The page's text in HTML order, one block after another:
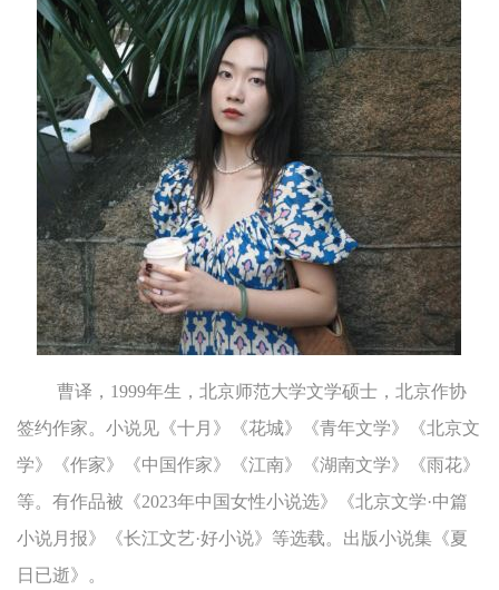
曹译，1999年生，北京师范大学文学硕士，北京作协
签约作家。小说见《十月》《花城》《青年文学》《北京文
学》《作家》《中国作家》《江南》《湖南文学》《雨花》
等。有作品被《2023年中国女性小说选》《北京文学·中篇
小说月报》《长江文艺·好小说》等选载。出版小说集《夏
日已逝》。